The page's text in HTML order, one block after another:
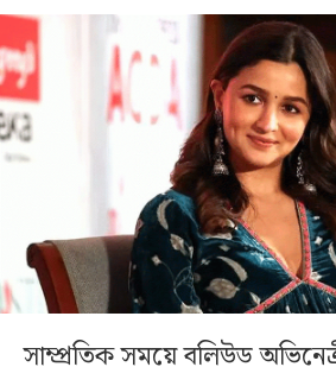
সাম্প্রতিক সময়ে বলিউড